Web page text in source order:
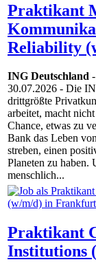
Praktikant
Reliability
ING Deutschland -
30.07.2026 - Die
drittgrößte
arbeitet, macht
Chance, etwas zu
Bank das Leben
streben, einen
Planeten zu haben.
menschlich...
Praktikant
Institutions